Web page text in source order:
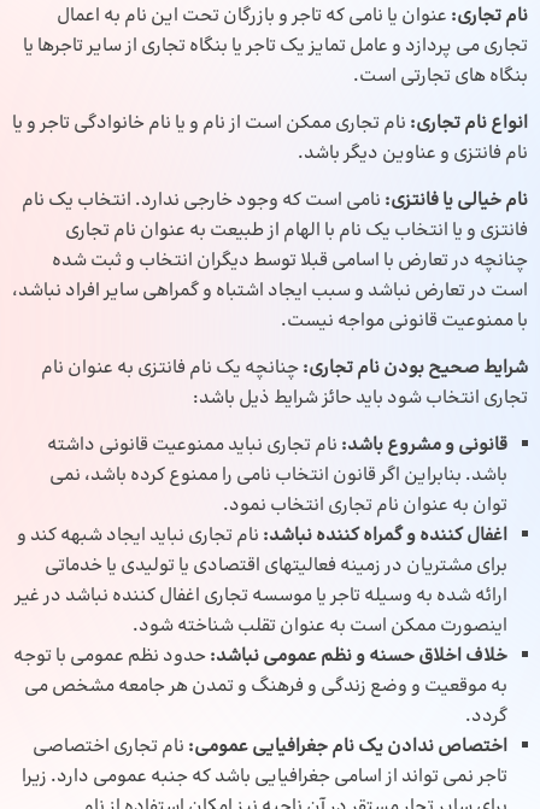
نام تجاری: عنوان یا نامی که تاجر و بازرگان تحت این نام به اعمال
تجاری می پردازد و عامل تمایز یک تاجر یا بنگاه تجاری از سایر تاجرها یا
بنگاه های تجارتی است.
انواع نام تجاری: نام تجاری ممکن است از نام و یا نام خانوادگی تاجر و یا
نام فانتزی و عناوین دیگر باشد.
نام خیالی یا فانتزی: نامی است که وجود خارجی ندارد. انتخاب یک نام
فانتزی و یا انتخاب یک نام با الهام از طبیعت به عنوان نام تجاری
چنانچه در تعارض با اسامی قبلا توسط دیگران انتخاب و ثبت شده
است در تعارض نباشد و سبب ایجاد اشتباه و گمراهی سایر افراد نباشد،
با ممنوعیت قانونی مواجه نیست.
شرایط صحیح بودن نام تجاری:چنانچه یک نام فانتزی به عنوان نام
تجاری انتخاب شود باید حائز شرایط ذیل باشد:
قانونی و مشروع باشد: نام تجاری نباید ممنوعیت قانونی داشته
باشد. بنابراین اگر قانون انتخاب نامی را ممنوع کرده باشد، نمی
توان به عنوان نام تجاری انتخاب نمود.
اغفال کننده و گمراه کننده نباشد: نام تجاری نباید ایجاد شبهه کند و
برای مشتریان در زمینه فعالیتهای اقتصادی یا تولیدی یا خدماتی
ارائه شده به وسیله تاجر یا موسسه تجاری اغفال کننده نباشد در غیر
اینصورت ممکن است به عنوان تقلب شناخته شود.
خلاف اخلاق حسنه و نظم عمومی نباشد:حدود نظم عمومی با توجه
به موقعیت و وضع زندگی و فرهنگ و تمدن هر جامعه مشخص می
گردد.
اختصاص ندادن یک نام جغرافیایی عمومی: نام تجاری اختصاصی
تاجر نمی تواند از اسامی جغرافیایی باشد که جنبه عمومی دارد. زیرا